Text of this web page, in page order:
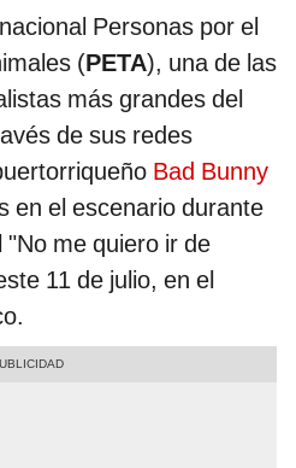
Personas por el
(PETA), una de las
más grandes del
de sus redes
Bad Bunny
en el escenario durante
me quiero ir de
11 de julio, en el